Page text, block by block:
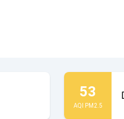
53
AQI PM2.5